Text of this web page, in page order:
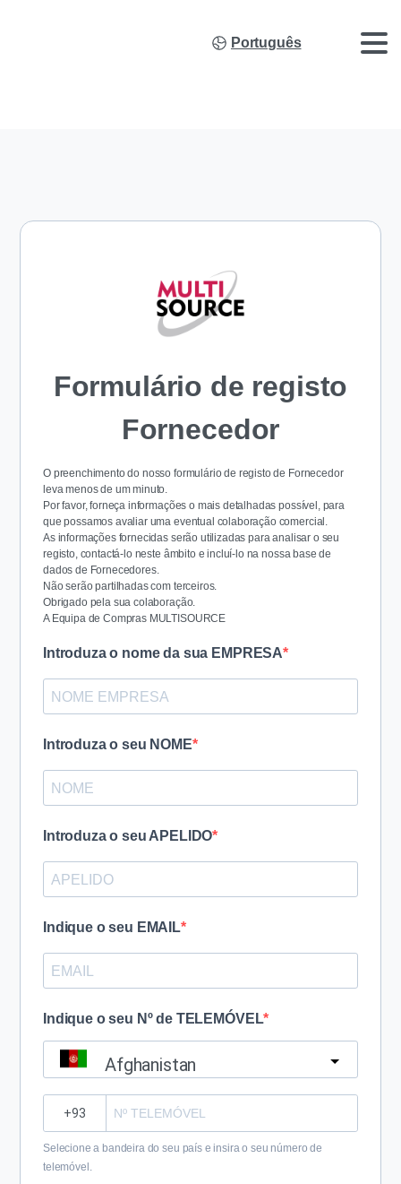
Português
Formulário de registo
Fornecedor
O preenchimento do nosso formulário de registo de Fornecedor
leva menos de um minuto.
Por favor, forneça informações o mais detalhadas possível, para
que possamos avaliar uma eventual colaboração comercial.
As informações fornecidas serão utilizadas para analisar o seu
registo, contactá-lo neste âmbito e incluí-lo na nossa base de
dados de Fornecedores.
Não serão partilhadas com terceiros.
Obrigado pela sua colaboração.
A Equipa de Compras MULTISOURCE
Introduza o nome da sua EMPRESA
Introduza o seu NOME
Introduza o seu APELIDO
Indique o seu EMAIL
Indique o seu Nº de TELEMÓVEL
Afghanistan
Selecione a bandeira do seu país e insira o seu número de
telemóvel.